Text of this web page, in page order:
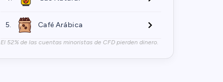
5. Café Arábica
El 52% de las cuentas minoristas de CFD pierden dinero.